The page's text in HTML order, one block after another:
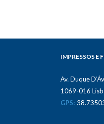
IMPRESSOS E
Av. Duque
1069-016
GPS: